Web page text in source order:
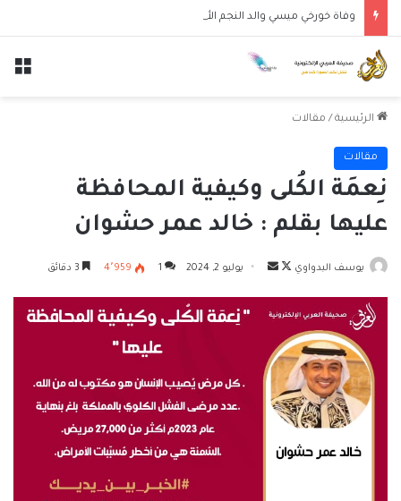
وفاة خورخي ميسي والد النجم الأرجنتيني ليونيل ميسي عن عمر 68 عاماً
الرئيسية / مقالات
مقالات
نِعمَة الكُلى وكيفية المحافظة
عليها بقلم : خالد عمر حشوان
يوسف البدواوي
تابع
X
أرسل
إلكترونيا
يوليو 2, 2024 1 4٬959